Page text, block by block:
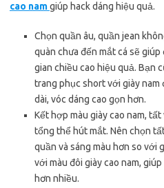
cao namgiúp hack dáng hiệu quả.
Chọn quần âu, quần jean
quàn chưa đến mắt cá sẽ
gian chiều cao hiệu quả. Bạn
trang phục short với giày nam
dài, vóc dáng cao gọn hơn.
Kết hợp màu giày cao nam,
tổng thể hút mắt. Nên chọn
quần và sáng màu hơn so với
với màu đôi giày cao nam,
hơn nhiều.